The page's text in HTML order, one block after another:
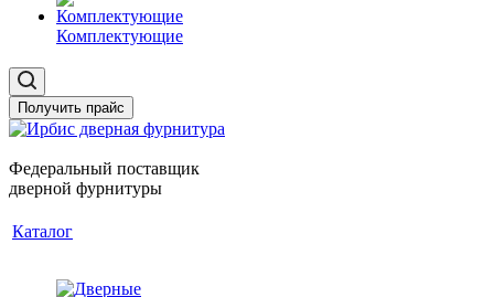
Комплектующие
Получить прайс
Федеральный поставщик
дверной фурнитуры
Каталог